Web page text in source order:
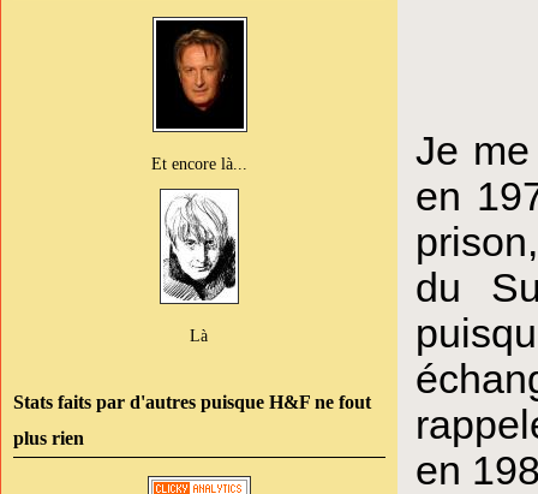
Et encore là...
Là
Stats faits par d'autres puisque H&F ne fout
plus rien
Je
en
du
en